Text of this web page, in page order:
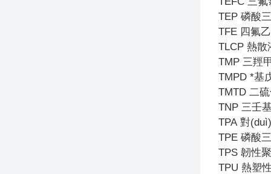
TEP 磷酸
TFE 四氟
TLCP 熱散
TMP 三羥
TMPD *基
TMTD 二
TNP 三壬
TPA 對
TPE 磷酸
TPS 韌性
TPU 熱塑